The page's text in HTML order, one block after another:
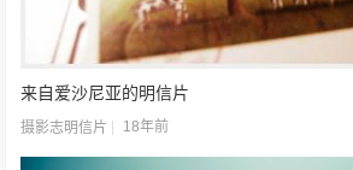
来自爱沙尼亚的明信片
摄影志明信片 18年前